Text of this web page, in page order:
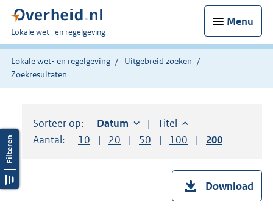
Menu
U
bent
hier:
Lokale wet- en regelgeving
Lokale wet- en regelgeving
Uitgebreid zoeken
Zoekresultaten
Sorteer op: Sorteer op:
Datum oplopendSorteer op:
Titel oplopend
Aantal:
Toon
10 resultaten per pagina
Toon
20 resultaten per pagina
Toon
50 resultaten per pagina
Toon
100 resultaten per
Toon
200
Download